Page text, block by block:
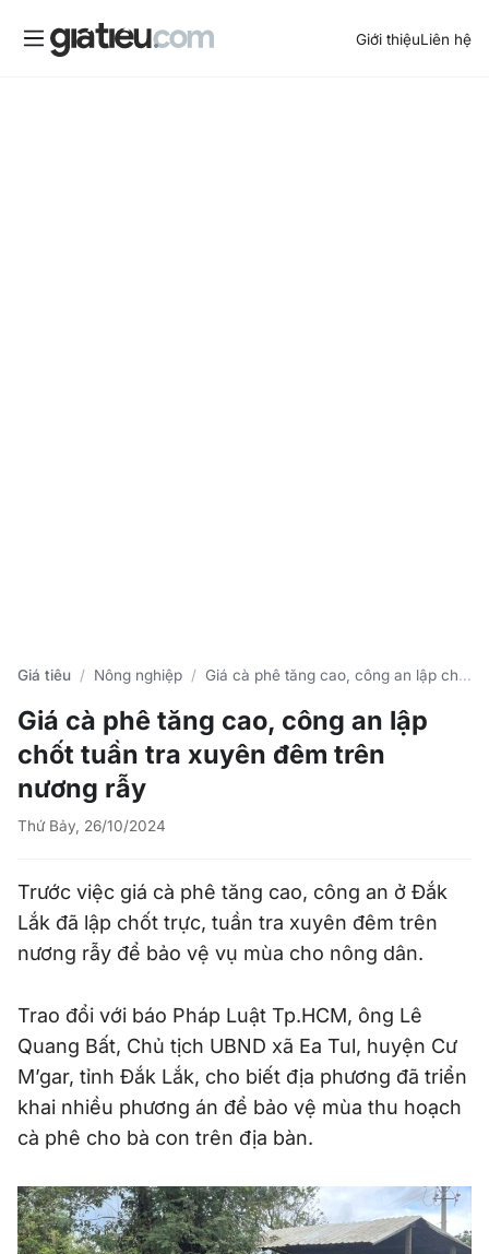
Giới thiệuLiên hệ
Giá tiêu Nông nghiệp Giá cà phê tăng cao, công an lập chốt tuần tra xuyên đêm trên nương rẫy
Giá cà phê tăng cao, công an lập
chốt tuần tra xuyên đêm trên
nương rẫy
Thứ Bảy, 26/10/2024
Trước việc giá cà phê tăng cao, công an ở Đắk
Lắk đã lập chốt trực, tuần tra xuyên đêm trên
nương rẫy để bảo vệ vụ mùa cho nông dân.
Trao đổi với báo Pháp Luật Tp.HCM, ông Lê
Quang Bất, Chủ tịch UBND xã Ea Tul, huyện Cư
M’gar, tỉnh Đắk Lắk, cho biết địa phương đã triển
khai nhiều phương án để bảo vệ mùa thu hoạch
cà phê cho bà con trên địa bàn.